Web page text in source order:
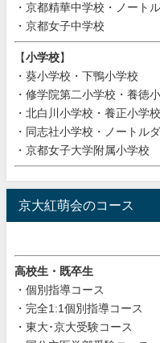
・京都精華中学校・ノート
・京都女子中学校
【小学校】
・葵小学校・下鴨小学校
・修学院第二小学校・養徳
・北白川小学校・養正小学
・同志社小学校・ノートル
・京都女子大学附属小学校
京大紅萌会のコース
高校生・既卒生
・個別指導コース
・完全1:1個別指導コース
・東大･京大受験コース